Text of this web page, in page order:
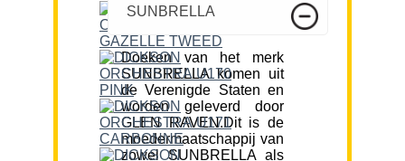
SUNBRELLA
Doeken van het merk
SUNBRELLA komen uit
de Verenigde Staten en
worden geleverd door
GLEN RAVEN.Dit is de
moedermaatschappij van
zowel SUNBRELLA als